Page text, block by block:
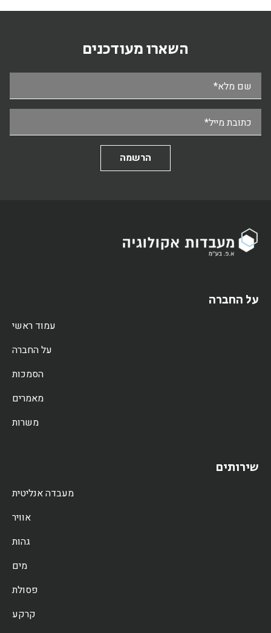
השארו מעודכנים
שם מלא*
כתובת מייל*
על החברה
עמוד ראשי
על החברה
הסמכות
מאמרים
משרות
שירותים
מעבדה אנליטית
אוויר
גהות
מים
פסולת
קרקע